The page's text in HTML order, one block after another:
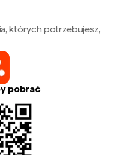
których potrzebujesz,
pobrać